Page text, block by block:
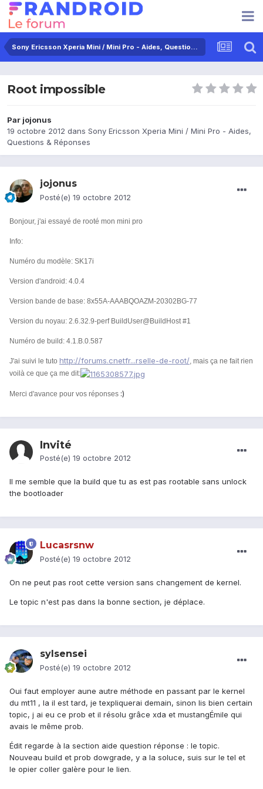
Sony Ericsson Xperia Mini / Mini Pro - Aides, Questions & Réponses
Root impossible
Par jojonus
19 octobre 2012 dans Sony Ericsson Xperia Mini / Mini Pro - Aides,
Questions & Réponses
jojonus
Posté(e) 19 octobre 2012
Bonjour, j'ai essayé de rooté mon mini pro
Info:
Numéro du modèle: SK17i
Version d'android: 4.0.4
Version bande de base: 8x55A-AAABQOAZM-20302BG-77
Version du noyau: 2.6.32.9-perf BuildUser@BuildHost #1
Numéro de build: 4.1.B.0.587
J'ai suivi le tuto http://forums.cnetfr...rselle-de-root/, mais ça ne fait rien
voilà ce que ça me dit:
Merci d'avance pour vos réponses :)
Invité
Posté(e) 19 octobre 2012
Il me semble que la build que tu as est pas rootable sans unlock
the bootloader
Lucasrsnw
Posté(e) 19 octobre 2012
On ne peut pas root cette version sans changement de kernel.
Le topic n'est pas dans la bonne section, je déplace.
sylsensei
Posté(e) 19 octobre 2012
Oui faut employer aune autre méthode en passant par le kernel
du mt11 , la il est tard, je texpliquerai demain, sinon lis bien certain
topic, j ai eu ce prob et il résolu grâce xda et mustangÉmile qui
avais le même prob.
Édit regarde à la section aide question réponse : le topic.
Nouveau build et prob dowgrade, y a la soluce, suis sur le tel et
le opier coller galère pour le lien.